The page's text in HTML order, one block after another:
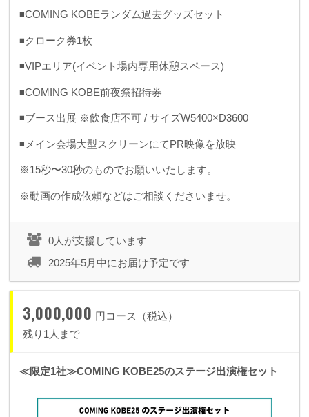
◾️COMING KOBEランダム過去グッズセット
◾️クローク券1枚
◾️VIPエリア(イベント場内専用休憩スペース)
◾️COMING KOBE前夜祭招待券
◾️ブース出展 ※飲食店不可 / サイズW5400×D3600
◾️メイン会場大型スクリーンにてPR映像を放映
※15秒〜30秒のものでお願いいたします。
※動画の作成依頼などはご相談くださいませ。
0人が支援しています
2025年5月中にお届け予定です
3,000,000 円コース（税込）
残り1人まで
≪限定1社≫COMING KOBE25のステージ出演権セット